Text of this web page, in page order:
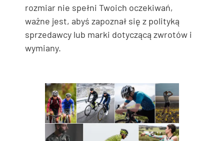
rozmiar nie spełni Twoich oczekiwań,
ważne jest, abyś zapoznał się z polityką
sprzedawcy lub marki dotyczącą zwrotów i
wymiany.